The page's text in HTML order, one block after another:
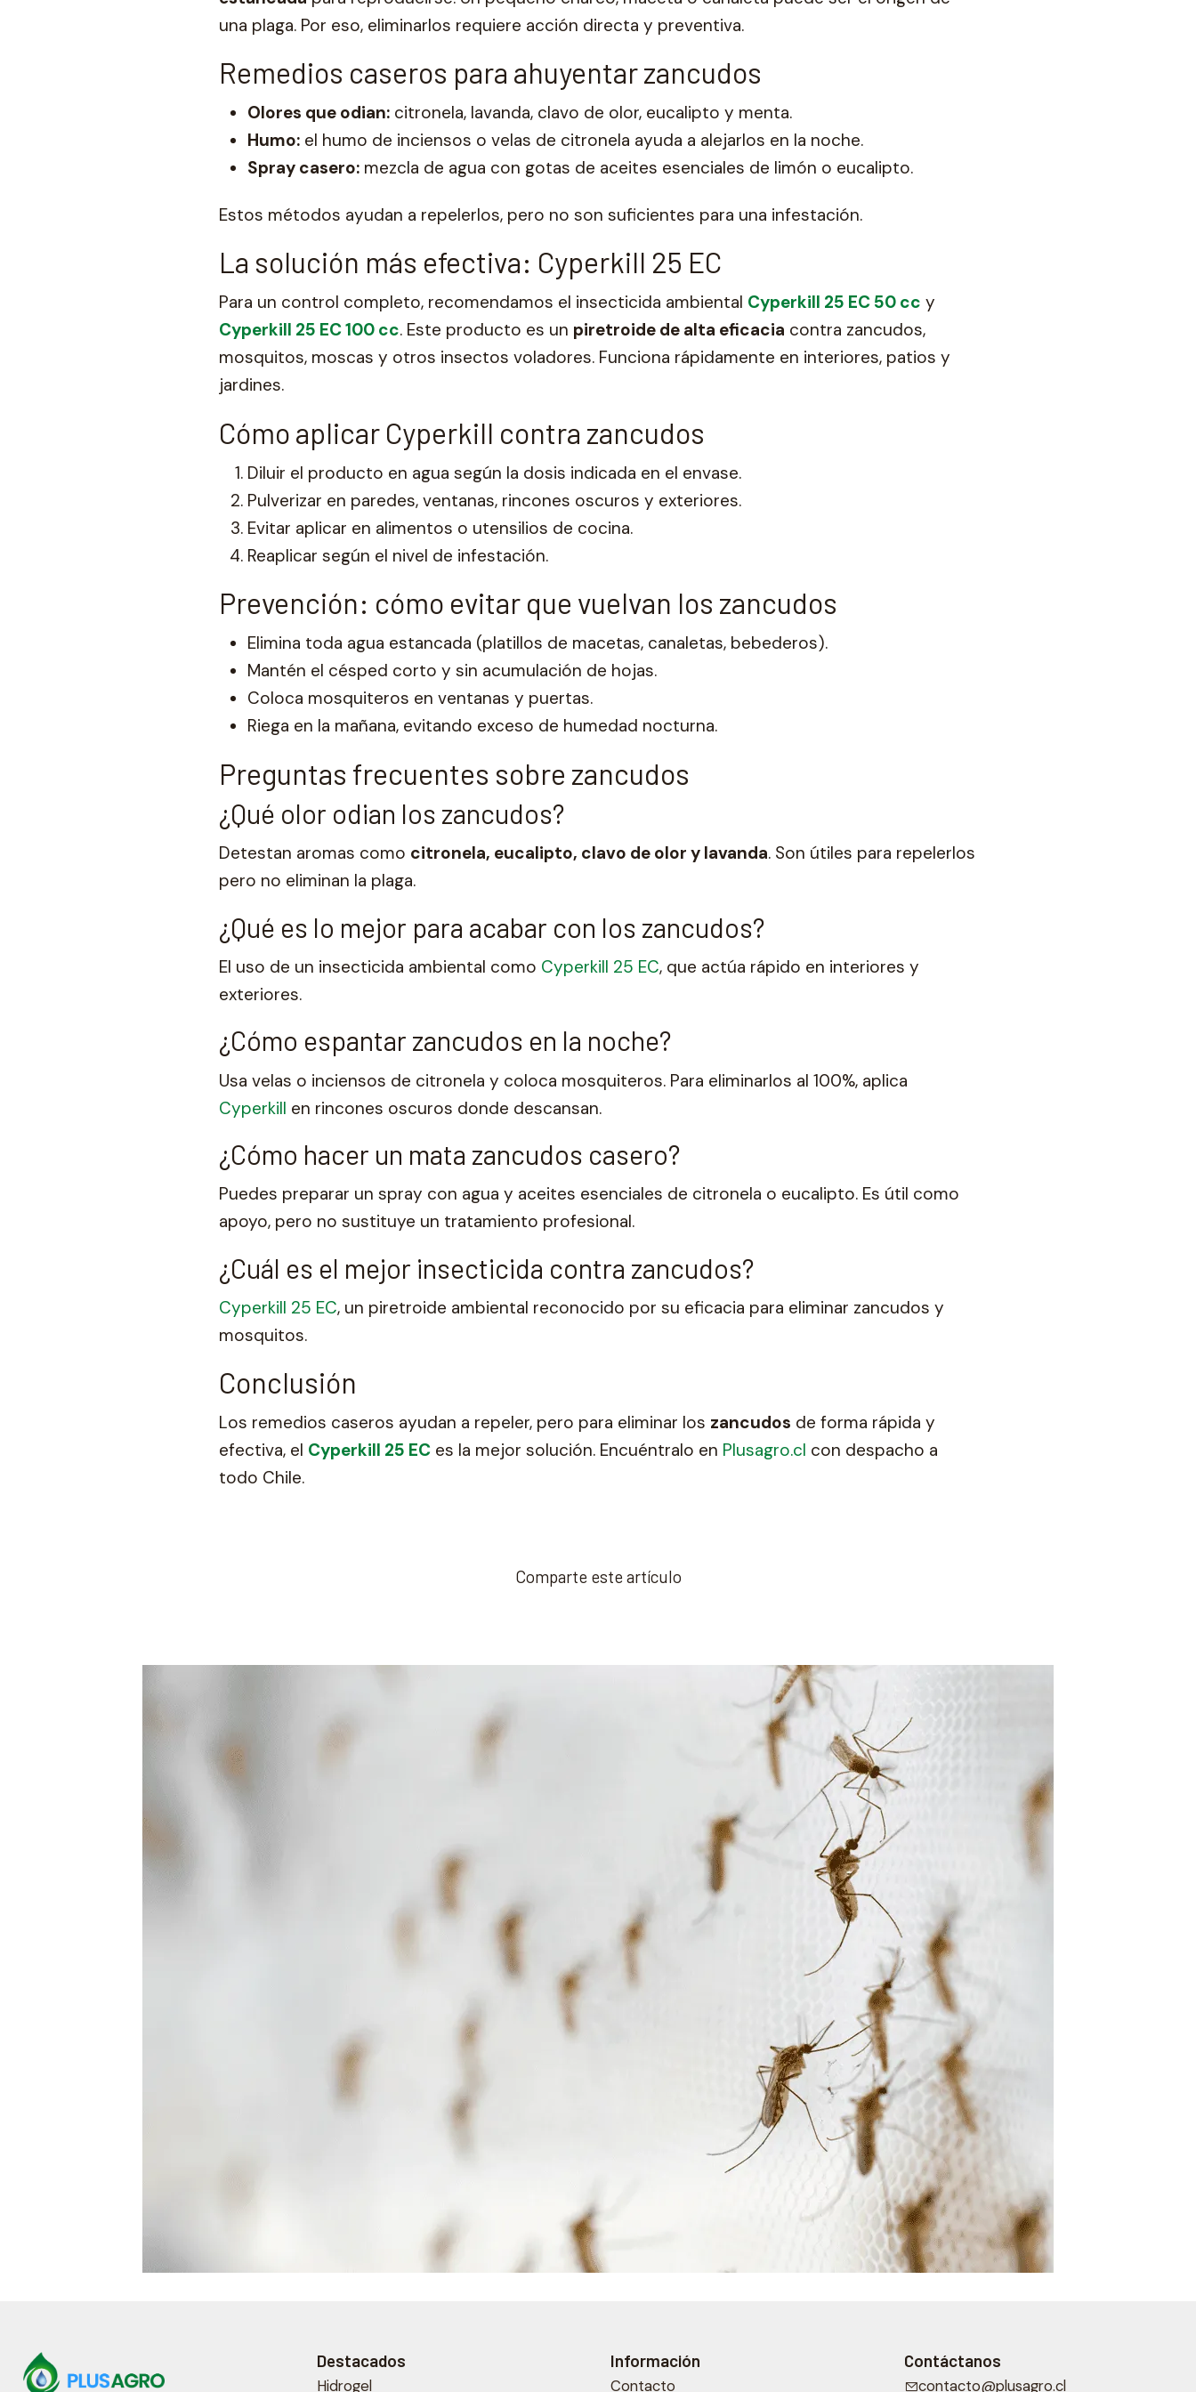
una plaga. Por eso, eliminarlos requiere acción directa y preventiva.
Remedios caseros para ahuyentar zancudos
Olores que odian: citronela, lavanda, clavo de olor, eucalipto y menta.
Humo: el humo de inciensos o velas de citronela ayuda a alejarlos en la noche.
Spray casero: mezcla de agua con gotas de aceites esenciales de limón o eucalipto.
Estos métodos ayudan a repelerlos, pero no son suficientes para una infestación.
La solución más efectiva: Cyperkill 25 EC
Para un control completo, recomendamos el insecticida ambiental Cyperkill 25 EC 50 cc y
Cyperkill 25 EC 100 cc. Este producto es un piretroide de alta eficacia contra zancudos,
mosquitos, moscas y otros insectos voladores. Funciona rápidamente en interiores, patios y
jardines.
Cómo aplicar Cyperkill contra zancudos
Diluir el producto en agua según la dosis indicada en el envase.
Pulverizar en paredes, ventanas, rincones oscuros y exteriores.
Evitar aplicar en alimentos o utensilios de cocina.
Reaplicar según el nivel de infestación.
Prevención: cómo evitar que vuelvan los zancudos
Elimina toda agua estancada (platillos de macetas, canaletas, bebederos).
Mantén el césped corto y sin acumulación de hojas.
Coloca mosquiteros en ventanas y puertas.
Riega en la mañana, evitando exceso de humedad nocturna.
Preguntas frecuentes sobre zancudos
¿Qué olor odian los zancudos?
Detestan aromas como citronela, eucalipto, clavo de olor y lavanda. Son útiles para repelerlos
pero no eliminan la plaga.
¿Qué es lo mejor para acabar con los zancudos?
El uso de un insecticida ambiental como Cyperkill 25 EC, que actúa rápido en interiores y
exteriores.
¿Cómo espantar zancudos en la noche?
Usa velas o inciensos de citronela y coloca mosquiteros. Para eliminarlos al 100%, aplica
Cyperkill en rincones oscuros donde descansan.
¿Cómo hacer un mata zancudos casero?
Puedes preparar un spray con agua y aceites esenciales de citronela o eucalipto. Es útil como
apoyo, pero no sustituye un tratamiento profesional.
¿Cuál es el mejor insecticida contra zancudos?
Cyperkill 25 EC, un piretroide ambiental reconocido por su eficacia para eliminar zancudos y
mosquitos.
Conclusión
Los remedios caseros ayudan a repeler, pero para eliminar los zancudos de forma rápida y
efectiva, el Cyperkill 25 EC es la mejor solución. Encuéntralo en Plusagro.cl con despacho a
todo Chile.
Comparte este artículo
Destacados
Hidrogel
Información
Contacto
Contáctanos
contacto@plusagro.cl